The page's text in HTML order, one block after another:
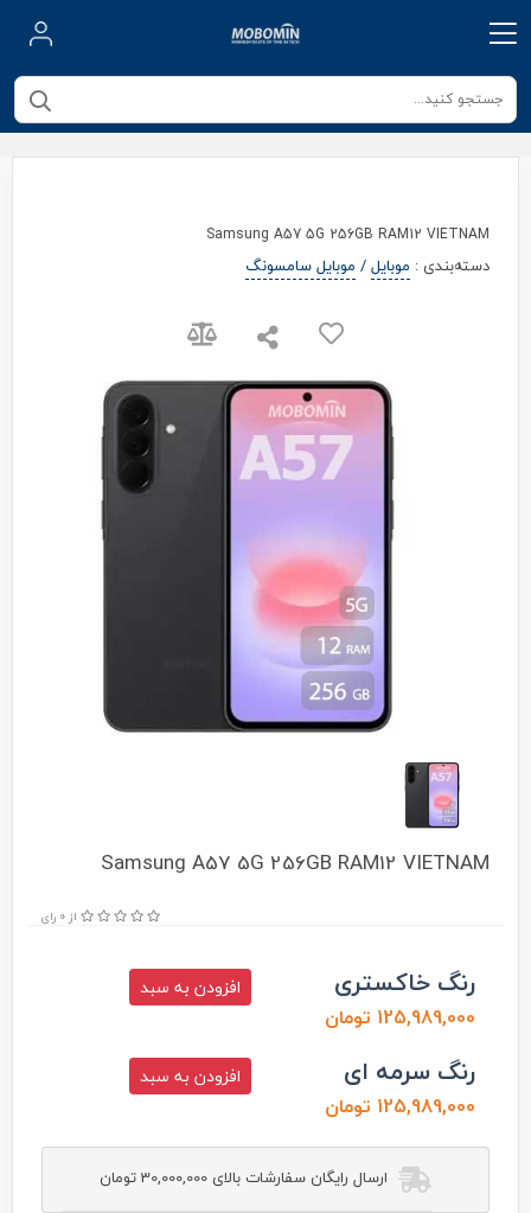
Samsung A57 5G 256GB RAM12 VIETNAM
دسته‌بندی : موبایل/ موبایل سامسونگ
Samsung A57 5G 256GB RAM12 VIETNAM
از 0 رای
رنگ خاکستری
125,989,000 تومان
افزودن به سبد
رنگ سرمه ای
125,989,000 تومان
افزودن به سبد
ارسال رایگان سفارشات بالای 30,000,000 تومان